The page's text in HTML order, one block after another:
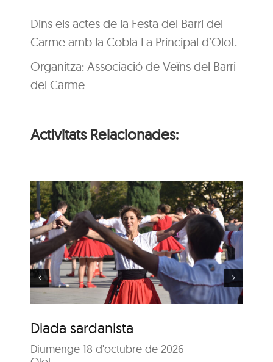
Dins els actes de la Festa del Barri del
Carme amb la Cobla La Principal d’Olot.
Organitza: Associació de Veïns del Barri
del Carme
Activitats Relacionades:
Diada sardanista
Diumenge 18 d'octubre de 2026
84è Concurs de Colles
Sardanistes